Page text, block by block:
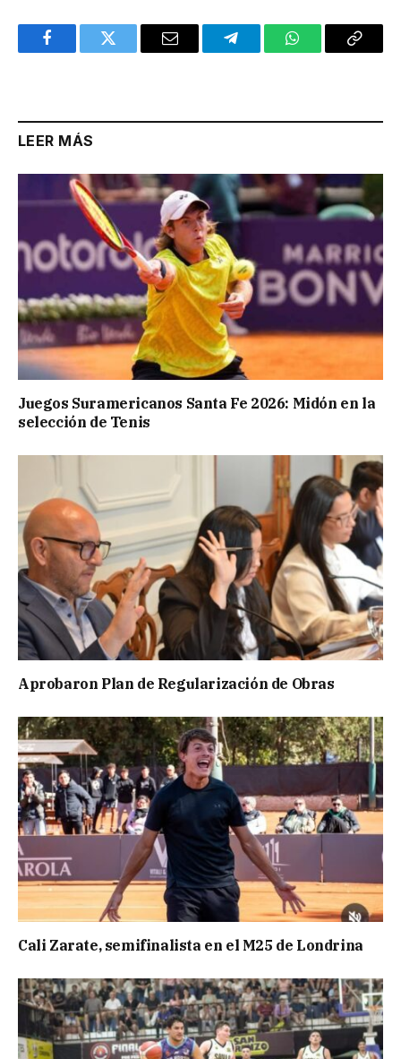
FacebookTwitter Email TelegramWhatsAppCopy
LEER MÁS
Juegos Suramericanos Santa Fe 2026: Midón en la
selección de Tenis
Aprobaron Plan de Regularización de Obras
Cali Zarate, semifinalista en el M25 de Londrina